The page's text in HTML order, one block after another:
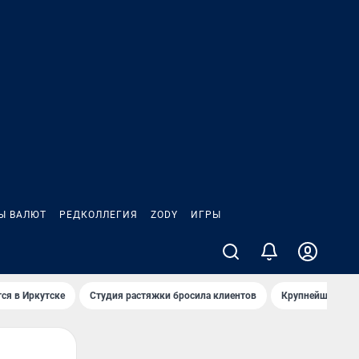
ВАЛЮТ РЕДКОЛЛЕГИЯ ZODY ИГРЫ
в Иркутске Студия растяжки бросила клиентов Крупнейшие